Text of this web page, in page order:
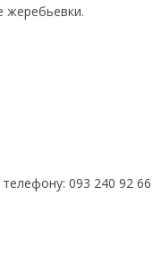
жеребьевки.
093 240 92 66